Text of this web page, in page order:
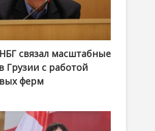
связал масштабные
Грузии с работой
ферм